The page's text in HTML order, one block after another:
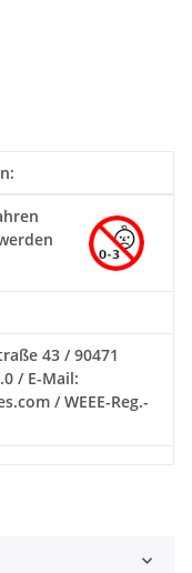
43 / 90471
/ E-Mail:
/ WEEE-Reg.-